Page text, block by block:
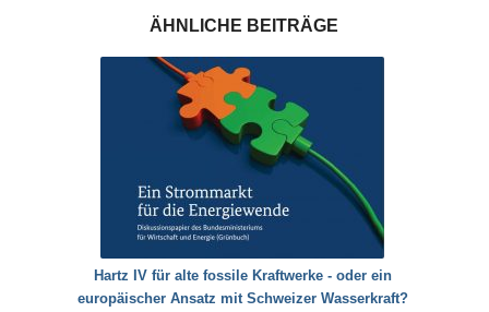
ÄHNLICHE BEITRÄGE
Hartz IV für alte fossile Kraftwerke - oder ein
europäischer Ansatz mit Schweizer Wasserkraft?